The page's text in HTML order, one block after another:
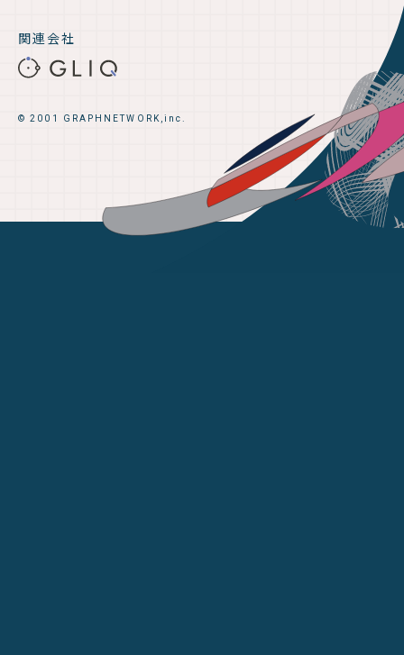
関連会社
© 2001 GRAPHNETWORK,inc.